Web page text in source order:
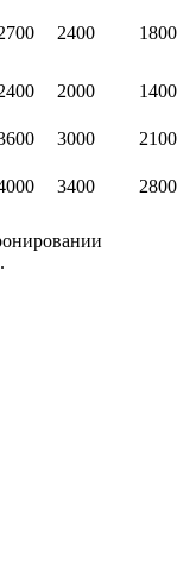
2400 1800
2000
1400
3000
2100
3400 2800